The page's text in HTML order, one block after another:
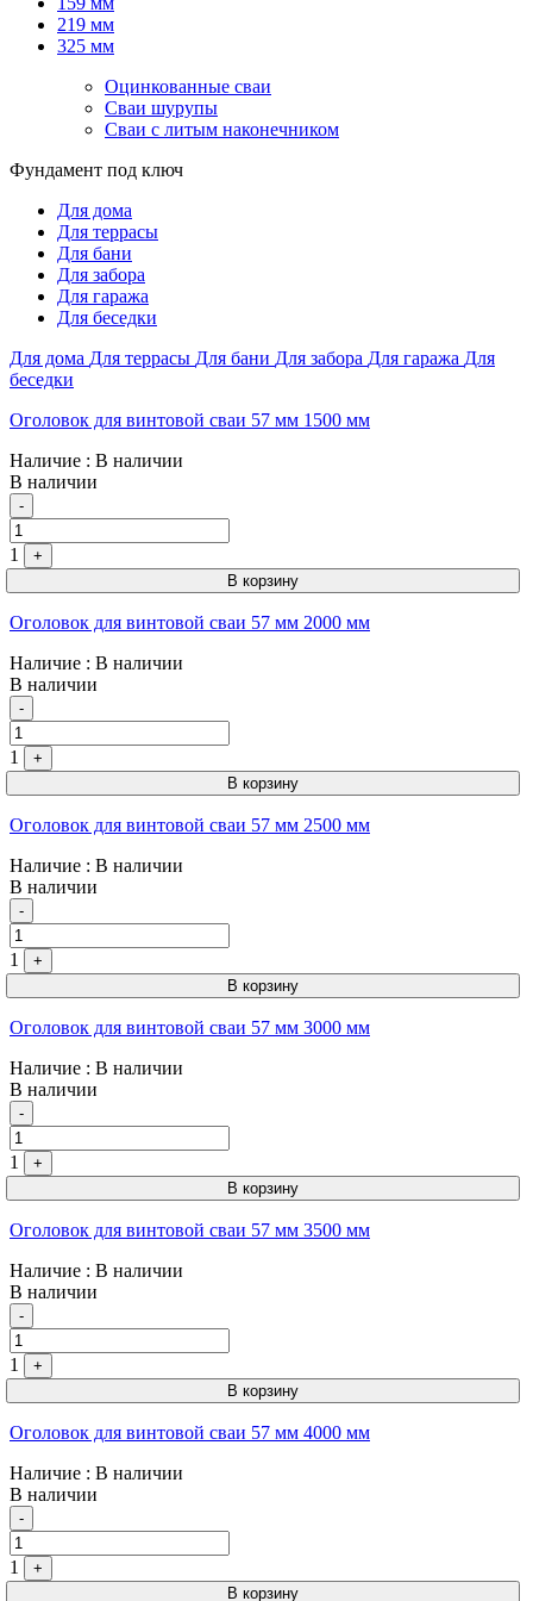
219 мм
325 мм
Оцинкованные сваи
Сваи шурупы
Сваи с литым наконечником
Фундамент под ключ
Для дома
Для террасы
Для бани
Для забора
Для гаража
Для беседки
Для дома Для террасы Для бани Для забора Для гаража Для
беседки
Оголовок для винтовой сваи 57 мм 1500 мм
Наличие : В наличии
В наличии
Quantity
-
1
+
В корзину
Оголовок для винтовой сваи 57 мм 2000 мм
Наличие : В наличии
В наличии
Quantity
-
1
+
В корзину
Оголовок для винтовой сваи 57 мм 2500 мм
Наличие : В наличии
В наличии
Quantity
-
1
+
В корзину
Оголовок для винтовой сваи 57 мм 3000 мм
Наличие : В наличии
В наличии
Quantity
-
1
+
В корзину
Оголовок для винтовой сваи 57 мм 3500 мм
Наличие : В наличии
В наличии
Quantity
-
1
+
В корзину
Оголовок для винтовой сваи 57 мм 4000 мм
Наличие : В наличии
В наличии
Quantity
-
1
+
В корзину